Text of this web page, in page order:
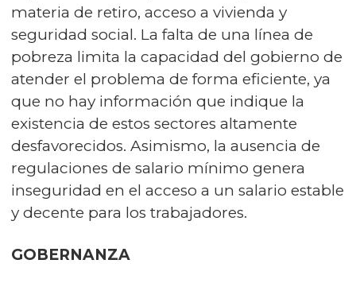
materia de retiro, acceso a vivienda y
seguridad social. La falta de una línea de
pobreza limita la capacidad del gobierno de
atender el problema de forma eficiente, ya
que no hay información que indique la
existencia de estos sectores altamente
desfavorecidos. Asimismo, la ausencia de
regulaciones de salario mínimo genera
inseguridad en el acceso a un salario estable
y decente para los trabajadores.
GOBERNANZA